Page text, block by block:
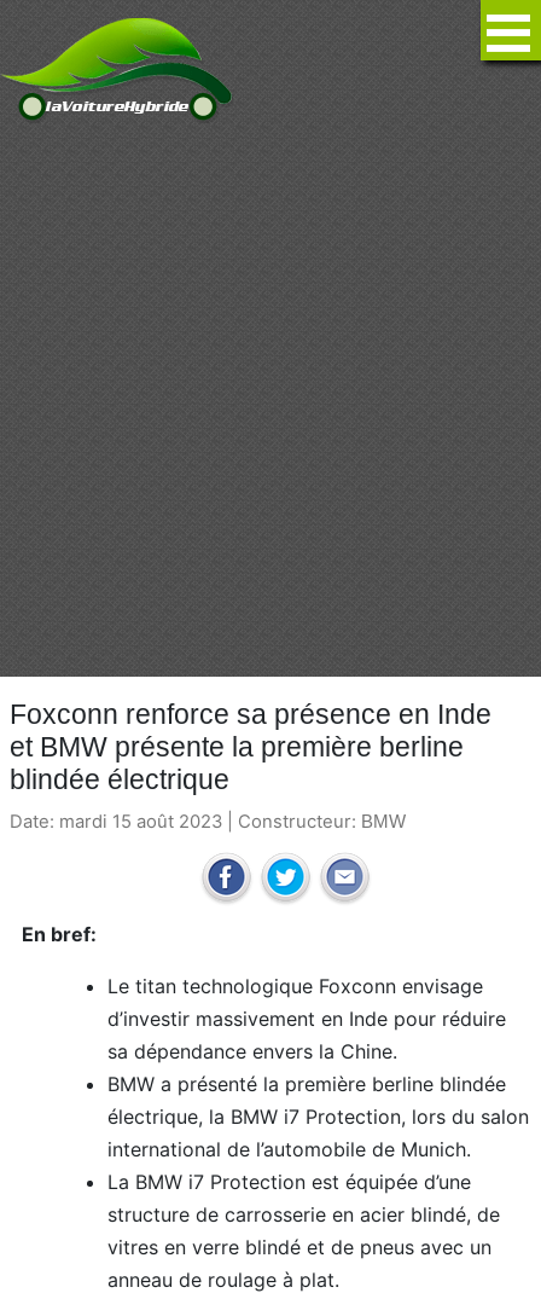
Foxconn renforce sa présence en Inde
et BMW présente la première berline
blindée électrique
Date: mardi 15 août 2023 | Constructeur: BMW
En bref:
Le titan technologique Foxconn envisage
d’investir massivement en Inde pour réduire
sa dépendance envers la Chine.
BMW a présenté la première berline blindée
électrique, la BMW i7 Protection, lors du salon
international de l’automobile de Munich.
La BMW i7 Protection est équipée d’une
structure de carrosserie en acier blindé, de
vitres en verre blindé et de pneus avec un
anneau de roulage à plat.